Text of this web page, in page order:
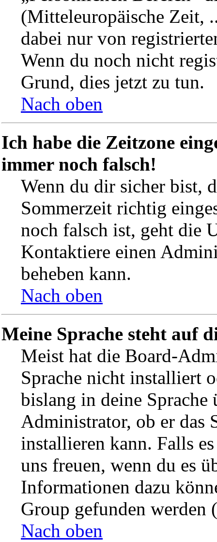
(Mitteleuropäische Zeit,
dabei nur von
Wenn du noch nicht
Grund, dies jetzt zu tun.
Nach oben
Ich habe die Zeitzone
immer noch falsch!
Wenn du dir sicher bist,
Sommerzeit richtig
noch falsch ist, geht die
Kontaktiere einen
beheben kann.
Nach oben
Meine Sprache steht auf
Meist hat die Board-
Sprache nicht installiert
bislang in deine Sprache
Administrator, ob er das
installieren kann. Falls
uns freuen, wenn du es
Informationen dazu
Group gefunden werden
Nach oben